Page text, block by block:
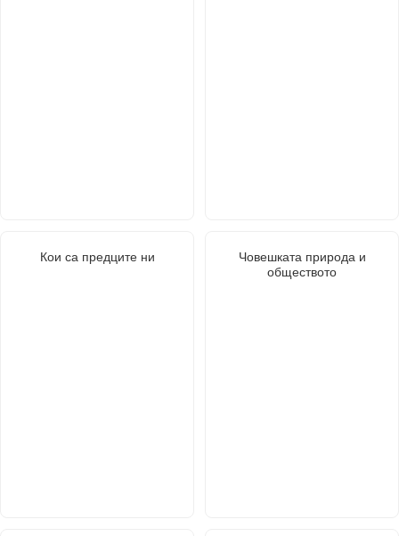
Кои са предците ни
Човешката природа и
обществото